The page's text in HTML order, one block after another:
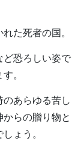
た死者の国。
恐ろしい姿で
。
あらゆる苦し
らの贈り物と
ょう。